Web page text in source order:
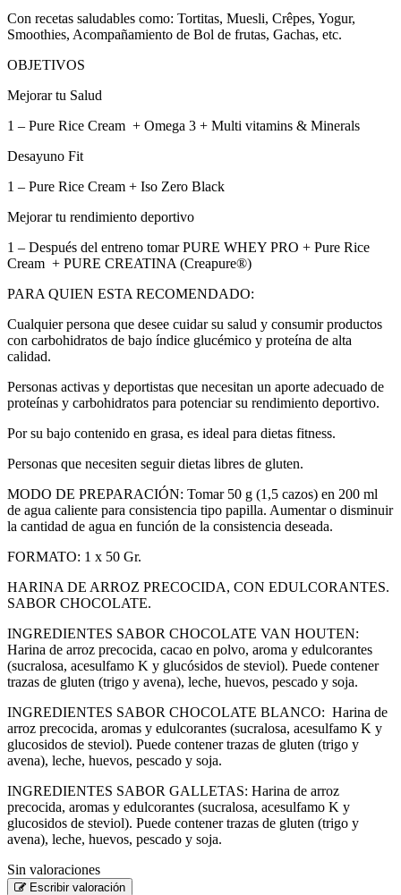
Con recetas saludables como: Tortitas, Muesli, Crêpes, Yogur,
Smoothies, Acompañamiento de Bol de frutas, Gachas, etc.
OBJETIVOS
Mejorar tu Salud
1 – Pure Rice Cream + Omega 3 + Multi vitamins & Minerals
Desayuno Fit
1 – Pure Rice Cream + Iso Zero Black
Mejorar tu rendimiento deportivo
1 – Después del entreno tomar PURE WHEY PRO + Pure Rice
Cream + PURE CREATINA (Creapure®)
PARA QUIEN ESTA RECOMENDADO:
Cualquier persona que desee cuidar su salud y consumir productos
con carbohidratos de bajo índice glucémico y proteína de alta
calidad.
Personas activas y deportistas que necesitan un aporte adecuado de
proteínas y carbohidratos para potenciar su rendimiento deportivo.
Por su bajo contenido en grasa, es ideal para dietas fitness.
Personas que necesiten seguir dietas libres de gluten.
MODO DE PREPARACIÓN: Tomar 50 g (1,5 cazos) en 200 ml
de agua caliente para consistencia tipo papilla. Aumentar o disminuir
la cantidad de agua en función de la consistencia deseada.
FORMATO: 1 x 50 Gr.
HARINA DE ARROZ PRECOCIDA, CON EDULCORANTES.
SABOR CHOCOLATE.
INGREDIENTES SABOR CHOCOLATE VAN HOUTEN:
Harina de arroz precocida, cacao en polvo, aroma y edulcorantes
(sucralosa, acesulfamo K y glucósidos de steviol). Puede contener
trazas de gluten (trigo y avena), leche, huevos, pescado y soja.
INGREDIENTES SABOR CHOCOLATE BLANCO: Harina de
arroz precocida, aromas y edulcorantes (sucralosa, acesulfamo K y
glucosidos de steviol). Puede contener trazas de gluten (trigo y
avena), leche, huevos, pescado y soja.
INGREDIENTES SABOR GALLETAS: Harina de arroz
precocida, aromas y edulcorantes (sucralosa, acesulfamo K y
glucosidos de steviol). Puede contener trazas de gluten (trigo y
avena), leche, huevos, pescado y soja.
Sin valoraciones
Escribir valoración